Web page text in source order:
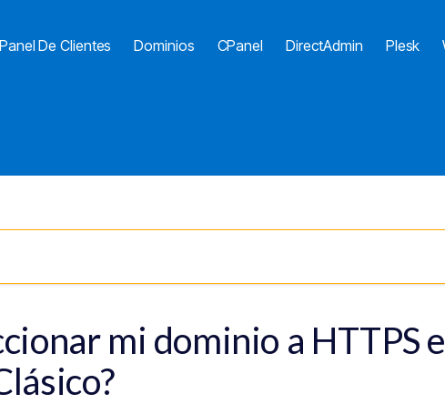
Panel De Clientes Dominios CPanel DirectAdmin Plesk
mi dominio a HTTPS